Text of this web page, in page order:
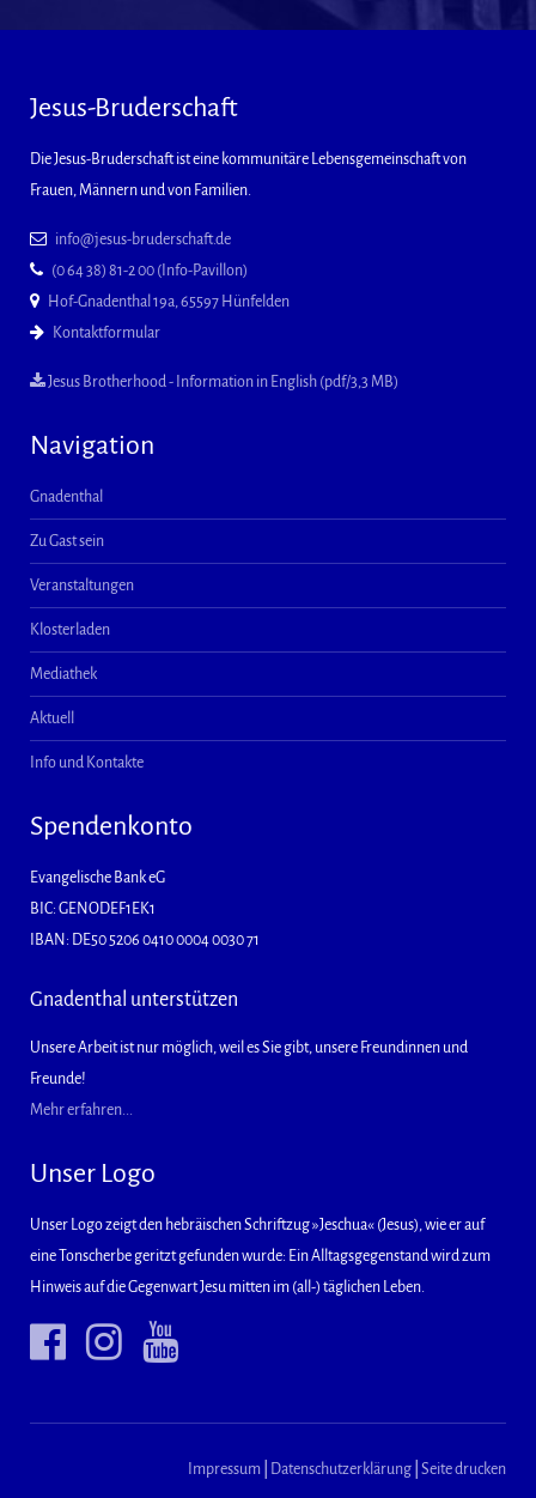
Jesus-Bruderschaft
Die Jesus-Bruderschaft ist eine kommunitäre Lebensgemeinschaft von
Frauen, Männern und von Familien.
info@jesus-bruderschaft.de
(0 64 38) 81-2 00 (Info-Pavillon)
Hof-Gnadenthal 19a, 65597 Hünfelden
Kontaktformular
Jesus Brotherhood - Information in English (pdf/3,3 MB)
Navigation
Gnadenthal
Zu Gast sein
Veranstaltungen
Klosterladen
Mediathek
Aktuell
Info und Kontakte
Spendenkonto
Evangelische Bank eG
BIC: GENODEF1EK1
IBAN: DE50 5206 0410 0004 0030 71
Gnadenthal unterstützen
Unsere Arbeit ist nur möglich, weil es Sie gibt, unsere Freundinnen und
Freunde!
Mehr erfahren...
Unser Logo
Unser Logo zeigt den hebräischen Schriftzug »Jeschua« (Jesus), wie er auf
eine Tonscherbe geritzt gefunden wurde: Ein Alltagsgegenstand wird zum
Hinweis auf die Gegenwart Jesu mitten im (all-) täglichen Leben.
Impressum Datenschutzerklärung Seite drucken